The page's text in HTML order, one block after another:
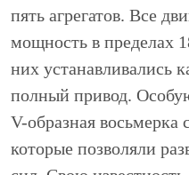
пять агрегатов. Все
мощность в пределах
них устанавливались
полный привод.
V-образная
которые позволяли